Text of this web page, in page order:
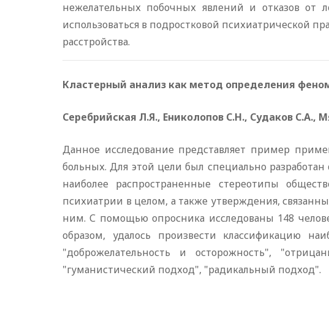
нежелательных побочных явлений и отказов от
использоваться в подростковой психиатрической
расстройства.
Кластерный анализ как метод определения
Серебрийская Л.Я., Ениколопов С.Н., Судаков С.А.,
Данное исследование представляет пример
больных. Для этой цели был специально
наиболее распространенные стереотипы
психиатрии в целом, а также утверждения,
ним. С помощью опросника исследованы 148
образом, удалось произвести классификацию
"доброжелательность и осторожность",
"гуманистический подход", "радикальный подход".